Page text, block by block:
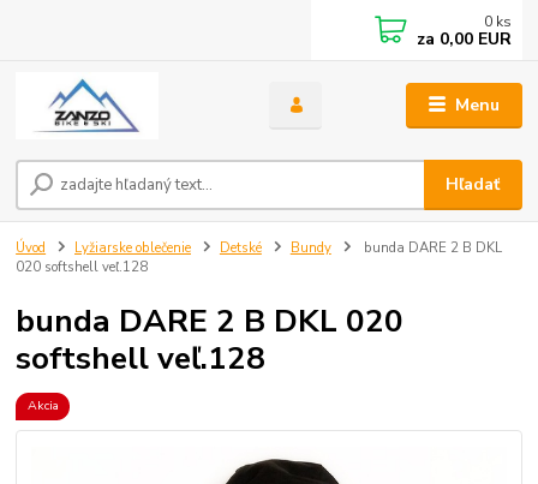
Menu
Hľadať
0 ks
za 0,00 EUR
Úvod Lyžiarske oblečenie Detské Bundy
bunda DARE 2 B DKL
020 softshell veľ.128
bunda DARE 2 B DKL 020
softshell veľ.128
Akcia